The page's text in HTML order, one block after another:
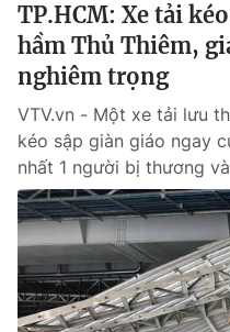
TP.HCM: Xe tải
hầm Thủ Thiêm,
nghiêm trọng
VTV.vn - Một xe tải lưu
kéo sập giàn giáo ngay
nhất 1 người bị thương